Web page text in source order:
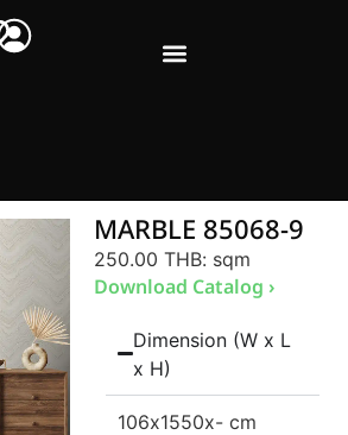
MARBLE 85068-9
250.00 THB: sqm
Download Catalog ›
Dimension (W x L
x H)
106x1550x- cm